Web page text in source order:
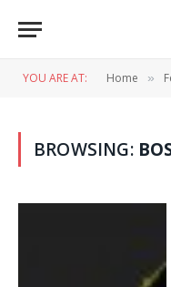
YOU ARE AT: Home »
BROWSING: